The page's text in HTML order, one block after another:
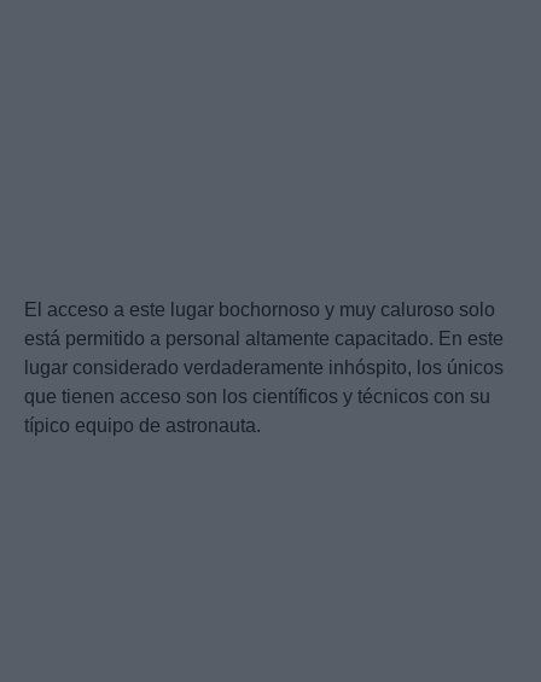
El acceso a este lugar bochornoso y muy caluroso solo
está permitido a personal altamente capacitado. En este
lugar considerado verdaderamente inhóspito, los únicos
que tienen acceso son los científicos y técnicos con su
típico equipo de astronauta.